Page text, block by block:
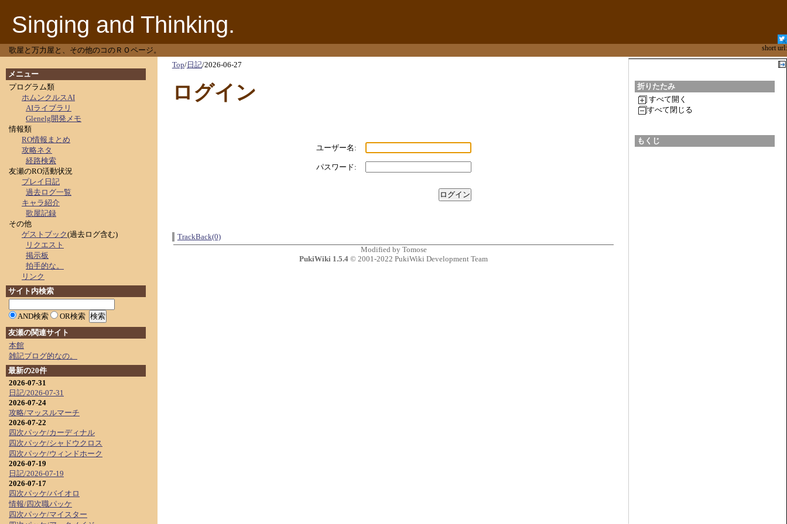
Singing and Thinking.
歌屋と万力屋と、その他のコのＲＯページ。 short url:
Top/日記/2026-06-27
ログイン
ユーザー名:
パスワード:
TrackBack(0)
折りたたみ
すべて開く
すべて閉じる
もくじ
メニュー
プログラム類
ホムンクルスAI
AIライブラリ
Glenelg開発メモ
情報類
RO情報まとめ
攻略ネタ
経路検索
友瀬のRO活動状況
プレイ日記
過去ログ一覧
キャラ紹介
歌屋記録
その他
ゲストブック(過去ログ含む)
リクエスト
掲示板
拍手的な。
リンク
サイト内検索
AND検索
OR検索
友瀬の関連サイト
本館
雑記ブログ的なの。
最新の20件
2026-07-31
日記/2026-07-31
2026-07-24
攻略/マッスルマーチ
2026-07-22
四次パッケ/カーディナル
四次パッケ/シャドウクロス
四次パッケ/ウィンドホーク
2026-07-19
日記/2026-07-19
2026-07-17
四次パッケ/バイオロ
情報/四次職パッケ
四次パッケ/マイスター
Modified by Tomose
PukiWiki 1.5.4 © 2001-2022 PukiWiki Development Team